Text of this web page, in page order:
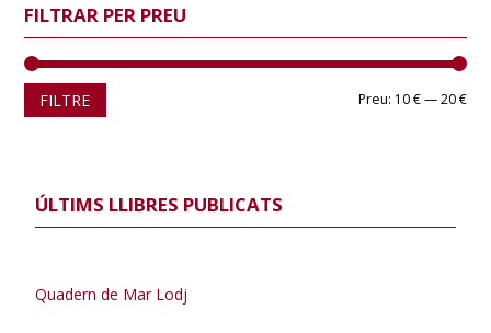
FILTRAR PER PREU
FILTRE Preu: 10 €—20 €
ÚLTIMS LLIBRES PUBLICATS
Quadern de Mar Lodj